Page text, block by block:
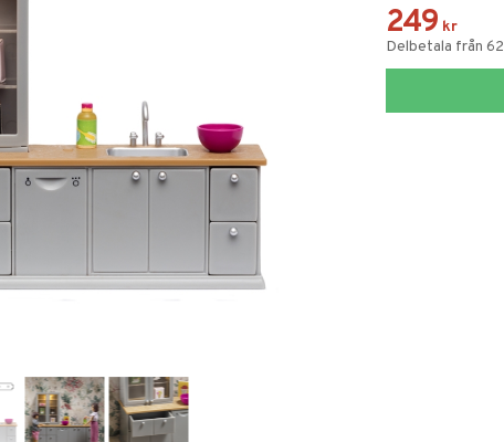
249 kr
Delbetala från